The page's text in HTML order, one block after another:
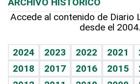
Hablando con el pediatra
Vida y familia
Eñe
Línea de hit
TBT Deportivo
Hecho en casa
Guía del dinero
Cumpleaños
Horóscopos
Crucigramas
Accede al contenido de Diario
desde el 2004.
2024 2023 2022 2021
2018
2017 2016 2015